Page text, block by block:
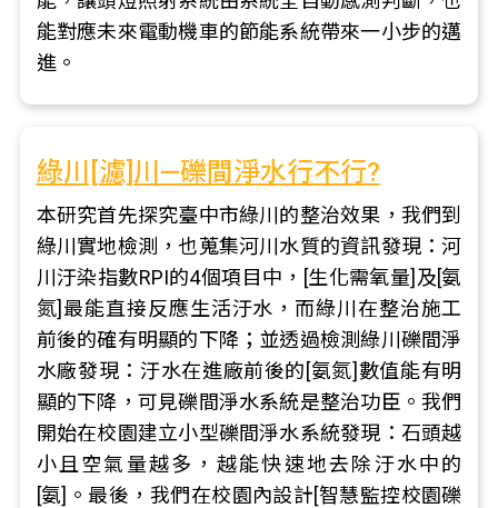
能對應未來電動機車的節能系統帶來一小步的邁
進。
綠川[濾]川—礫間淨水行不行?
本研究首先探究臺中市綠川的整治效果，我們到
綠川實地檢測，也蒐集河川水質的資訊發現：河
川汙染指數RPI的4個項目中，[生化需氧量]及[氨
氮]最能直接反應生活汙水，而綠川在整治施工
前後的確有明顯的下降；並透過檢測綠川礫間淨
水廠發現：汙水在進廠前後的[氨氮]數值能有明
顯的下降，可見礫間淨水系統是整治功臣。我們
開始在校園建立小型礫間淨水系統發現：石頭越
小且空氣量越多，越能快速地去除汙水中的
[氨]。最後，我們在校園內設計[智慧監控校園礫